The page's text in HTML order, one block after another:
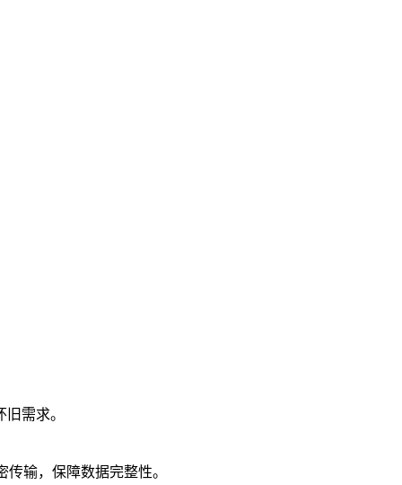
需求。
输，保障数据完整性。